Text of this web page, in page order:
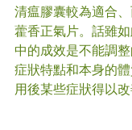
清瘟膠囊較為適合
藿香正氣片。話雖
中的成效是不能調
症狀特點和本身的
用後某些症狀得以